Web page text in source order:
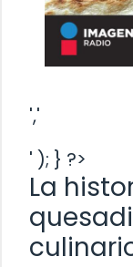
','
' ); } ?>
La